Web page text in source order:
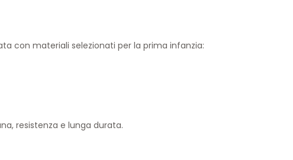
con materiali selezionati per la prima infanzia:
resistenza e lunga durata.